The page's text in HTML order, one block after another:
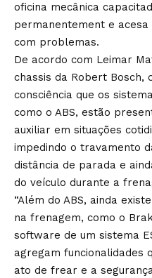
oficina mecânica
permanentement e acesa
com problemas.
De acordo com Leimar
chassis da Robert Bosch,
consciência que os
como o ABS, estão
auxiliar em situações
impedindo o travamento
distância de parada e
do veículo durante a
“Além do ABS, ainda
na frenagem, como o
software de um sistema
agregam funcionalidades
ato de frear e a